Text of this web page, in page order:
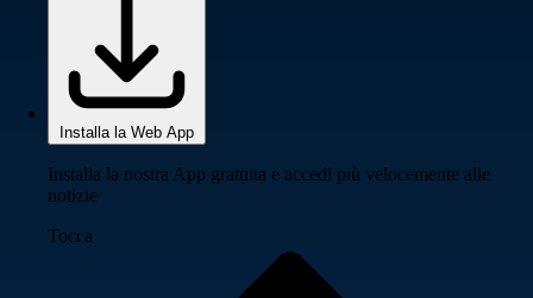
Installa la Web App
Installa la nostra App gratuita e accedi più velocemente alle
notizie
Tocca